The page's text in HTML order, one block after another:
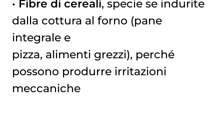
• Fibre di cereali, specie se indurite
dalla cottura al forno (pane
integrale e
pizza, alimenti grezzi), perché
possono produrre irritazioni
meccaniche